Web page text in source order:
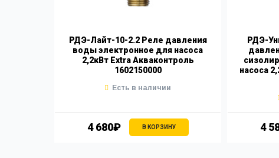
РДЭ-Лайт-10-2.2 Реле давления
воды электронное для насоса
2,2кВт Extra Акваконтроль
1602150000
4 680₽ В КОРЗИНУ
Есть в наличии
РДЭ-
насоса
4